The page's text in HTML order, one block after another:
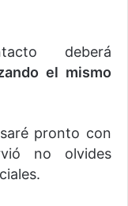
deberá
el mismo
pronto con
no olvides